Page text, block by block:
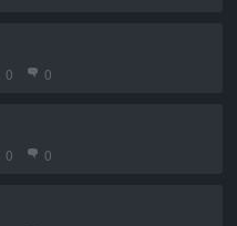
0 0
0 0